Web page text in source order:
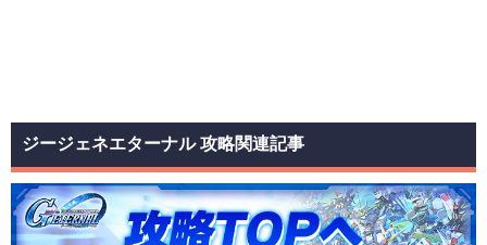
ジージェネエターナル 攻略関連記事